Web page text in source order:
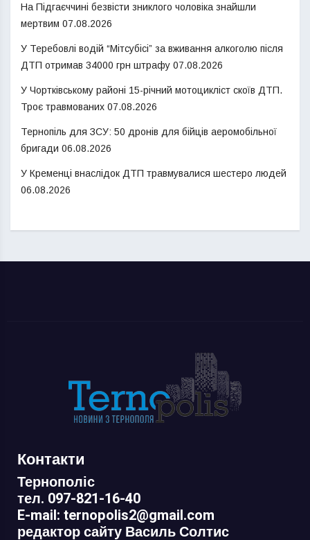
На Підгаєччині безвісти зниклого чоловіка знайшли
мертвим 07.08.2026
У Теребовлі водій “Мітсубісі” за вживання алкоголю після
ДТП отримав 34000 грн штрафу 07.08.2026
У Чортківському районі 15-річний мотоцикліст скоїв ДТП.
Троє травмованих 07.08.2026
Тернопіль для ЗСУ: 50 дронів для бійців аеромобільної
бригади 06.08.2026
У Кременці внаслідок ДТП травмувалися шестеро людей
06.08.2026
Контакти
Тернополіс
тел. 097-821-16-40
E-mail: ternopolis2@gmail.com
редактор сайту Василь Солтис